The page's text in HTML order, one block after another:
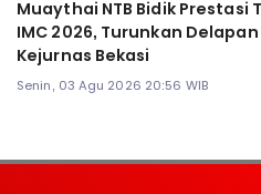
Muaythai NTB Bidik Prestasi
IMC 2026, Turunkan
Kejurnas Bekasi
Senin, 03 Agu 2026 20:56 WIB